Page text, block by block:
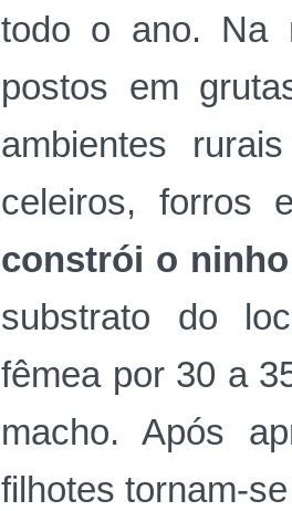
todo o ano. Na
postos em
ambientes
celeiros, forros
constrói o ninho
substrato do
fêmea por 30 a
macho. Após
filhotes tornam-